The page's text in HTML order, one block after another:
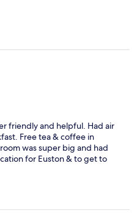
friendly and helpful. Had air
Free tea & coffee in
was super big and had
for Euston & to get to